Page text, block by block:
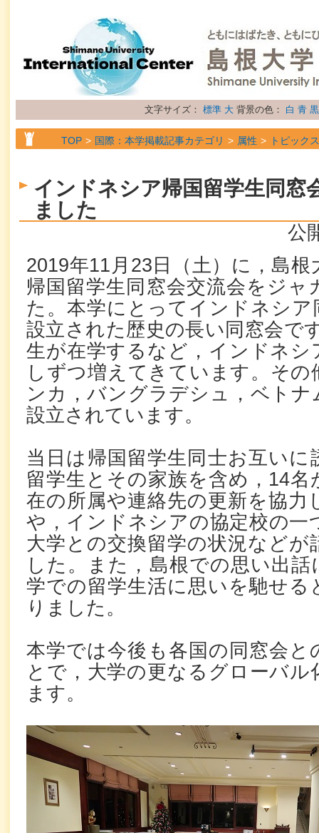
文字サイズ： 標準 大 背景の色： 白 青 黒
TOP 国際：本学掲載記事カテゴリ 属性 トピックス
インドネシア帰国留学生同窓
ました
公
2019年11月23日（土）に，島
帰国留学生同窓会交流会をジャ
た。本学にとってインドネシア
設立された歴史の長い同窓会で
生が在学するなど，インドネシ
しずつ増えてきています。そ
ンカ，バングラデシュ，ベト
設立されています。
当日は帰国留学生同士お互いに
留学生とその家族を含め，14
在の所属や連絡先の更新を協力
や，インドネシアの協定校の一
大学との交換留学の状況などが
した。また，島根での思い出
学での留学生活に思いを馳せる
りました。
本学では今後も各国の同窓会と
とで，大学の更なるグローバ
ます。